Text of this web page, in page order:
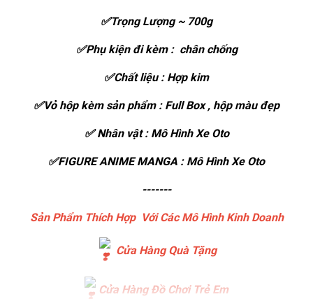
✅Trọng Lượng ~ 700g
✅Phụ kiện đi kèm : chân chống
✅Chất liệu : Hợp kim
✅Vỏ hộp kèm sản phẩm : Full Box , hộp màu đẹp
✅ Nhân vật : Mô Hình Xe Oto
✅FIGURE ANIME MANGA : Mô Hình Xe Oto
-------
Sản Phẩm Thích Hợp Với Các Mô Hình Kinh Doanh
Cửa Hàng Quà Tặng
Cửa Hàng Đồ Chơi Trẻ Em